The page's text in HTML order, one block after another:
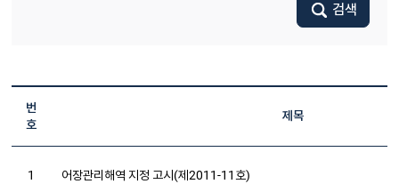
검색
번
호
제목
1 어장관리해역 지정 고시(제2011-11호)